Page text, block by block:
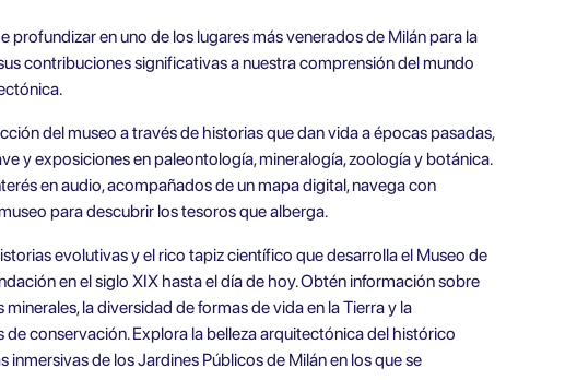
en uno de los lugares más venerados de Milán para la
contribuciones significativas a nuestra comprensión del mundo
del museo a través de historias que dan vida a épocas pasadas,
y exposiciones en paleontología, mineralogía, zoología y botánica.
en audio, acompañados de un mapa digital, navega con
para descubrir los tesoros que alberga.
evolutivas y el rico tapiz científico que desarrolla el Museo de
en el siglo XIX hasta el día de hoy. Obtén información sobre
la diversidad de formas de vida en la Tierra y la
de conservación. Explora la belleza arquitectónica del histórico
inmersivas de los Jardines Públicos de Milán en los que se